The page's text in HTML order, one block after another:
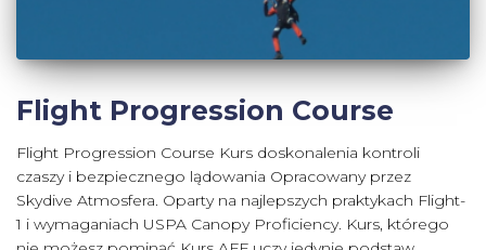
Flight Progression Course
Flight Progression Course Kurs doskonalenia kontroli
czaszy i bezpiecznego lądowania Opracowany przez
Skydive Atmosfera. Oparty na najlepszych praktykach Flight-
1 i wymaganiach USPA Canopy Proficiency. Kurs, którego